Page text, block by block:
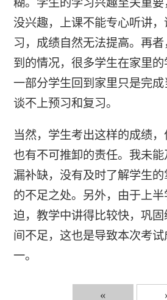
糊。学生的学习兴趣至关重
没兴趣，上课不能专心听讲
习，成绩自然无法提高。再
到的情况，很多学生在家里
一部分学生回到家里只是完成
谈不上预习和复习。
当然，学生考出这样的成绩
也有不可推卸的责任。我未
漏补缺，没有及时了解学生
的不足之处。另外，由于上
迫，教学中讲得比较快，巩
间不足，这也是导致本次考
一。
«